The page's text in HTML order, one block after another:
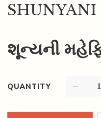
શૂન્યની
QUANTITY